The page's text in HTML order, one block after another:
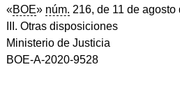
«BOE» núm. 216, de 11 de
III. Otras disposiciones
Ministerio de Justicia
BOE-A-2020-9528